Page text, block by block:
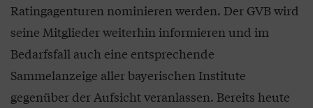
Ratingagenturen nominieren werden. Der GVB wird
seine Mitglieder weiterhin informieren und im
Bedarfsfall auch eine entsprechende
Sammelanzeige aller bayerischen Institute
gegenüber der Aufsicht veranlassen. Bereits heute